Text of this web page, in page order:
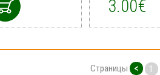
3.00€
Страницы < 1